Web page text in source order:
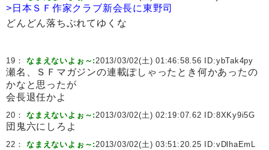
>日本ＳＦ作家クラブ新会長に東野司
どんどん落ちぶれてゆくな
19：なまえないよぉ～:2013/03/02(土) 01:46:58.56 ID:ybTak4py
瀬名、ＳＦマガジンの連載ぽしゃったとき何かあったの
かなと思ったが
会長退任かよ
20：なまえないよぉ～:2013/03/02(土) 02:19:07.62 ID:8XKy9i5G
団鬼六にしろよ
22：なまえないよぉ～:2013/03/02(土) 03:51:20.25 ID:vDlhaEmL